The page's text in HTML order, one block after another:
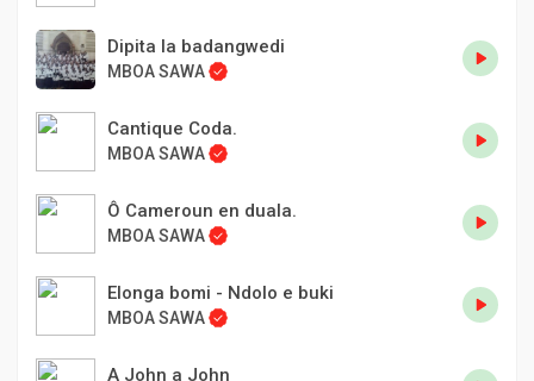
Dipita la badangwedi
MBOA SAWA
Cantique Coda.
MBOA SAWA
Ô Cameroun en duala.
MBOA SAWA
Elonga bomi - Ndolo e buki
MBOA SAWA
A John a John